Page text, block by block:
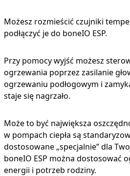
Możesz rozmieścić czujniki
podłączyć je do boneIO ESP.
Przy pomocy wyjść możesz
ogrzewania poprzez zasilanie
ogrzewaniu podłogowym i
staje się nagrzało.
Może to być największa
w pompach ciepła są
dostosowane „specjalnie” dla
boneIO ESP można dostosować
energii i potrzeb rodziny.